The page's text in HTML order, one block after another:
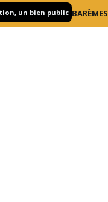
un bien public BARÈMES